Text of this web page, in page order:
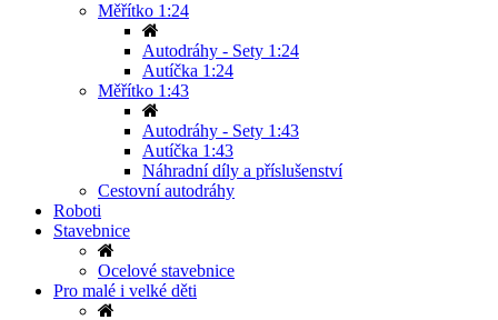
Měřítko 1:24
Autodráhy - Sety 1:24
Autíčka 1:24
Měřítko 1:43
Autodráhy - Sety 1:43
Autíčka 1:43
Náhradní díly a příslušenství
Cestovní autodráhy
Roboti
Stavebnice
Ocelové stavebnice
Pro malé i velké děti